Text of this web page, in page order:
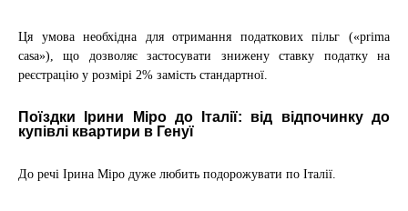
Ця умова необхідна для отримання податкових пільг («prima
casa»), що дозволяє застосувати знижену ставку податку на
реєстрацію у розмірі 2% замість стандартної.
Поїздки Ірини Міро до Італії: від відпочинку до
купівлі квартири в Генуї
До речі Ірина Міро дуже любить подорожувати по Італії.